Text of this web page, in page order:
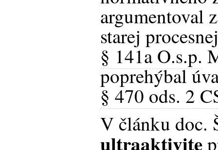
argumentoval
starej
§ 141a O.s.p.
poprehýbal
§ 470 ods. 2
V článku doc.
ultraaktivite